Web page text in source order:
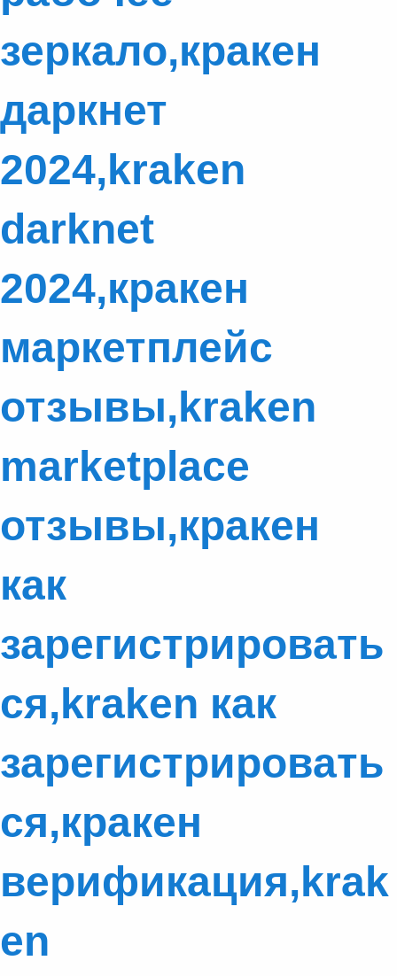
зеркало,кракен
даркнет
2024,kraken
darknet
2024,кракен
маркетплейс
отзывы,kraken
marketplace
отзывы,кракен
как
зарегистрировать
ся,kraken как
зарегистрировать
ся,кракен
верификация,krak
en